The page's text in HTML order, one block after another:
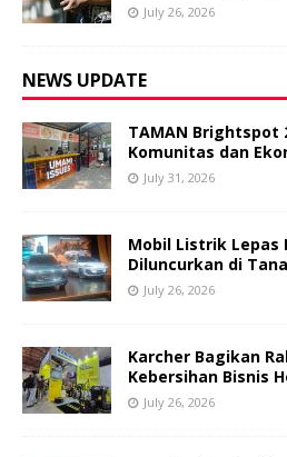
July 26, 2026
NEWS UPDATE
TAMAN Brightspot
Komunitas dan
July 31, 2026
Mobil Listrik Lepas
Diluncurkan di
July 26, 2026
Karcher Bagikan
Kebersihan Bisnis
July 26, 2026